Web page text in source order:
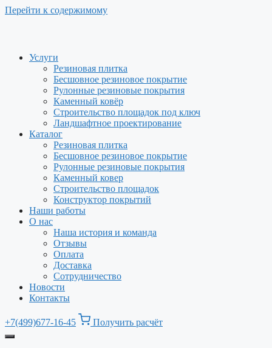
Перейти к содержимому
Услуги
Резиновая плитка
Бесшовное резиновое покрытие
Рулонные резиновые покрытия
Каменный ковёр
Строительство площадок под ключ
Ландшафтное проектирование
Каталог
Резиновая плитка
Бесшовное резиновое покрытие
Рулонные резиновые покрытия
Каменный ковер
Строительство площадок
Конструктор покрытий
Наши работы
О нас
Наша история и команда
Отзывы
Оплата
Доставка
Сотрудничество
Новости
Контакты
+7(499)677-16-45 Получить расчёт